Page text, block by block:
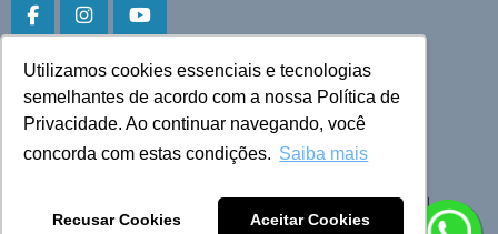
Utilizamos cookies essenciais e tecnologias
semelhantes de acordo com a nossa Política de
Privacidade. Ao continuar navegando, você
concorda com estas condições. Saiba mais
Recusar Cookies Aceitar Cookies
Faça download do aplicativo
Play Store e App Store
Todos os direitos reservados © 2026 Cruzeiro do Sul